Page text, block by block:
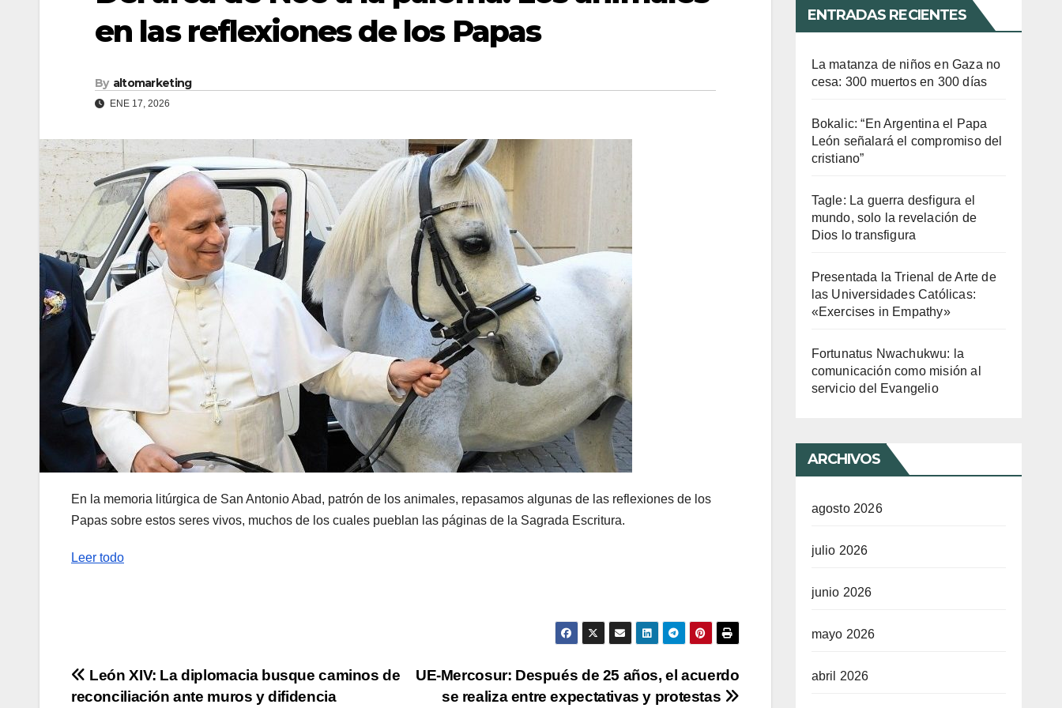
en las reflexiones de los Papas
By altomarketing
ENE 17, 2026
En la memoria litúrgica de San Antonio Abad, patrón de los animales, repasamos algunas de las reflexiones de los
Papas sobre estos seres vivos, muchos de los cuales pueblan las páginas de la Sagrada Escritura.
Leer todo
Navegación
UE-Mercosur: Después de 25 años, el acuerdo
se realiza entre expectativas y protestas
León XIV: La diplomacia busque caminos de
reconciliación ante muros y difidencia
ENTRADAS RECIENTES
La matanza de niños en Gaza no
cesa: 300 muertos en 300 días
Bokalic: “En Argentina el Papa
León señalará el compromiso del
cristiano”
Tagle: La guerra desfigura el
mundo, solo la revelación de
Dios lo transfigura
Presentada la Trienal de Arte de
las Universidades Católicas:
«Exercises in Empathy»
Fortunatus Nwachukwu: la
comunicación como misión al
servicio del Evangelio
ARCHIVOS
agosto 2026
julio 2026
junio 2026
mayo 2026
abril 2026